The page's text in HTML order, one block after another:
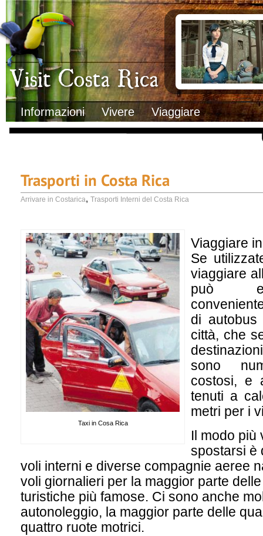
Visit Costa Rica
Informazioni Vivere Viaggiare
Clima
Geografia
Informazioni Geografiche
Letteratura e cultura
Gastronomia
Lo sapevi che
Musica
Natura
Storia
Trasporti Interni
Documenti
Italiani in Costa
L’ambasciata
Opportunità
Trasporti in Costa Rica
Arrivare in Costarica, Trasporti Interni del Costa Rica
Taxi in Cosa Rica
Viaggiare
Se
viaggiare
può
di
città, che
sono
costosi, e
tenuti a
metri per i
Il modo più
spostarsi è
voli interni e diverse compagnie aeree
voli giornalieri per la maggior parte
turistiche più famose. Ci sono anche
autonoleggio, la maggior parte delle
quattro ruote motrici.